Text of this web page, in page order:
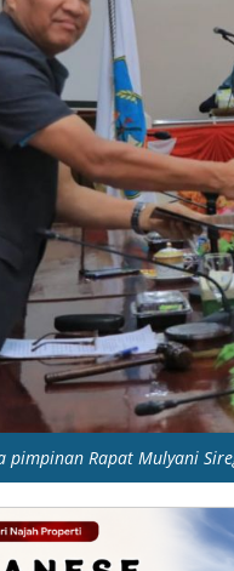
pimpinan Rapat Mulyani